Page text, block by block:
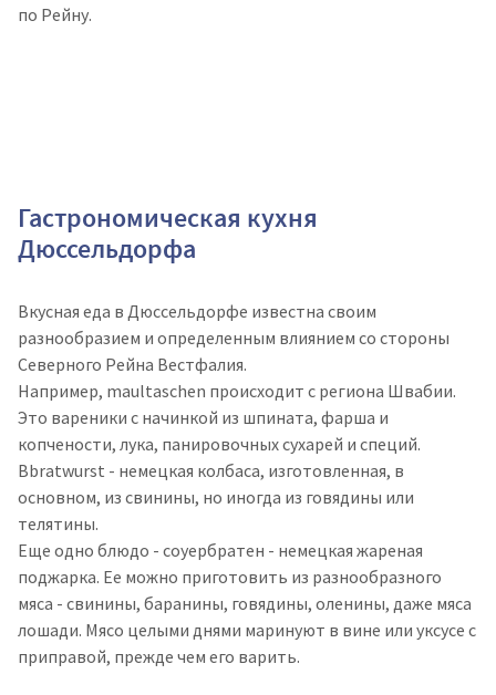
по Рейну.
Гастрономическая кухня
Дюссельдорфа
Вкусная еда в Дюссельдорфе известна своим
разнообразием и определенным влиянием со стороны
Северного Рейна Вестфалия.
Например, maultaschen происходит с региона Швабии.
Это вареники с начинкой из шпината, фарша и
копчености, лука, панировочных сухарей и специй.
Bbratwurst - немецкая колбаса, изготовленная, в
основном, из свинины, но иногда из говядины или
телятины.
Еще одно блюдо - соуербратен - немецкая жареная
поджарка. Ее можно приготовить из разнообразного
мяса - свинины, баранины, говядины, оленины, даже мяса
лошади. Мясо целыми днями маринуют в вине или уксусе с
приправой, прежде чем его варить.